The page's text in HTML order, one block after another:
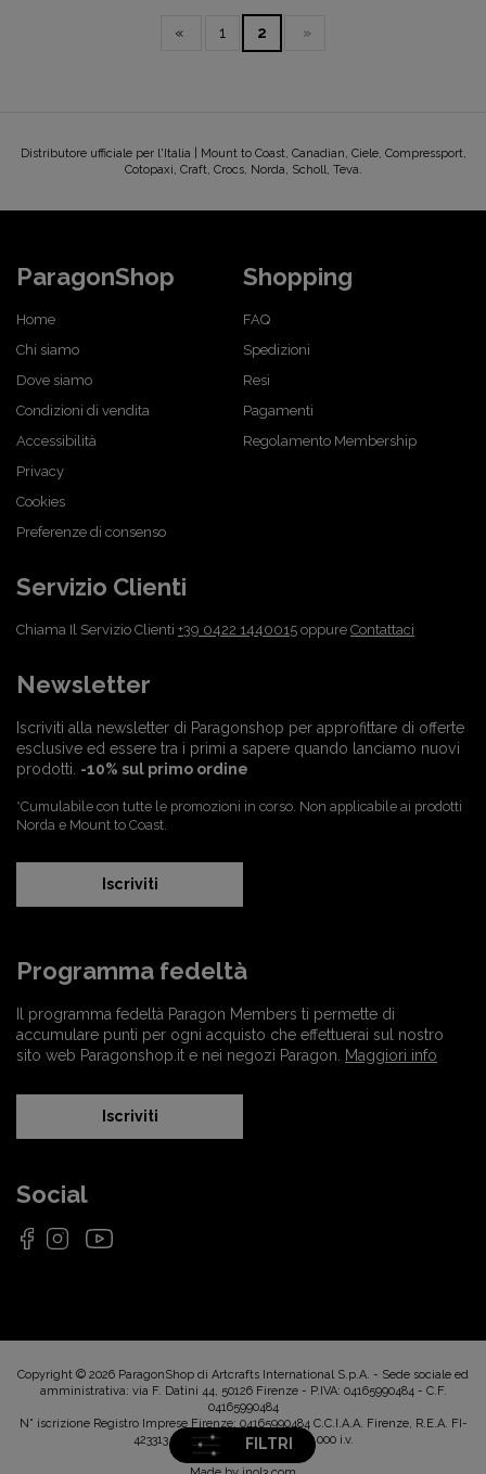
FILTRI
« 1 2 »
Distributore ufficiale per l'Italia | Mount to Coast, Canadian, Ciele, Compressport,
Cotopaxi, Craft, Crocs, Norda, Scholl, Teva.
ParagonShop
Home
Chi siamo
Dove siamo
Condizioni di vendita
Accessibilità
Privacy
Cookies
Preferenze di consenso
Shopping
FAQ
Spedizioni
Resi
Pagamenti
Regolamento Membership
Servizio Clienti
Chiama Il Servizio Clienti +39 0422 1440015 oppure Contattaci
Newsletter
Iscriviti alla newsletter di Paragonshop per approfittare di offerte
esclusive ed essere tra i primi a sapere quando lanciamo nuovi
prodotti. -10% sul primo ordine
*Cumulabile con tutte le promozioni in corso. Non applicabile ai prodotti
Norda e Mount to Coast.
Iscriviti
Programma fedeltà
Il programma fedeltà Paragon Members ti permette di
accumulare punti per ogni acquisto che effettuerai sul nostro
sito web Paragonshop.it e nei negozi Paragon. Maggiori info
Iscriviti
Social
Copyright © 2026 ParagonShop di Artcrafts International S.p.A. - Sede sociale ed
amministrativa: via F. Datini 44, 50126 Firenze - P.IVA: 04165990484 - C.F.
04165990484
N° iscrizione Registro Imprese Firenze: 04165990484 C.C.I.A.A. Firenze, R.E.A. FI-
423313 - Capitale sociale: € 1.020.000 i.v.